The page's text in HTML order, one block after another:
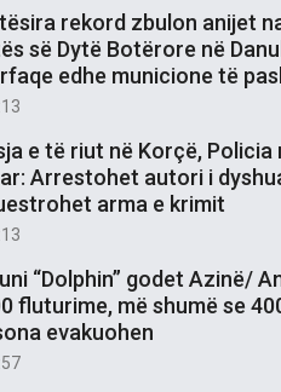
rekord zbulon anijet
së Dytë Botërore në
edhe municione të
e të riut në Korçë,
Arrestohet autori i
arma e krimit
“Dolphin” godet Azinë/
fluturime, më shumë se
evakuohen